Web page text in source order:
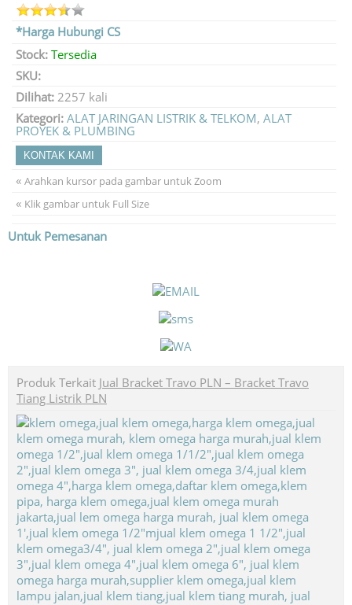
*Harga Hubungi CS
Stock: Tersedia
SKU:
Dilihat: 2257 kali
Kategori: ALAT JARINGAN LISTRIK & TELKOM, ALAT
PROYEK & PLUMBING
KONTAK KAMI
« Arahkan kursor pada gambar untuk Zoom
« Klik gambar untuk Full Size
Untuk Pemesanan
Produk Terkait Jual Bracket Travo PLN – Bracket Travo
Tiang Listrik PLN